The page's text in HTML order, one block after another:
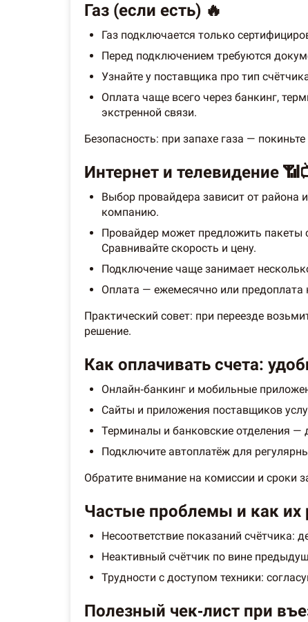
Газ (если есть) 🔥
Газ подключается только
Перед подключением требуются
Узнайте у поставщика про тип
Оплата чаще всего через банкинг,
экстренной связи.
Безопасность: при запахе газа —
Интернет и телевидение
Выбор провайдера зависит от района
компанию.
Провайдер может предложить
Сравнивайте скорость и цену.
Подключение чаще занимает
Оплата — ежемесячно или предоплата
Практический совет: при переезде
решение.
Как оплачивать счета:
Онлайн‑банкинг и мобильные
Сайты и приложения поставщиков
Терминалы и банковские отделения —
Подключите автоплатёж для
Обратите внимание на комиссии и сроки
Частые проблемы и как
Несоответствие показаний счётчика:
Неактивный счётчик по вине
Трудности с доступом техники:
Полезный чек‑лист при